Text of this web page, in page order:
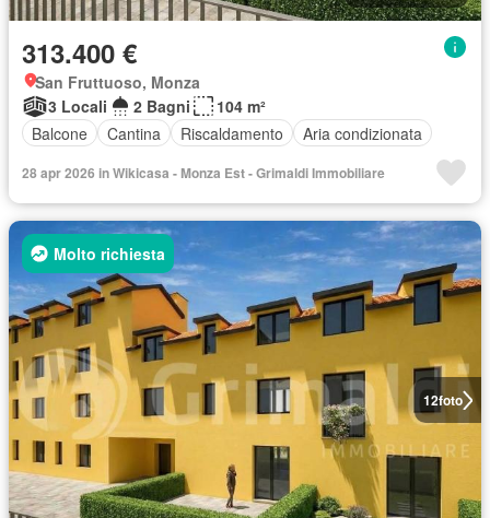
313.400 €
San Fruttuoso, Monza
3 Locali
2 Bagni
104 m²
Balcone
Cantina Riscaldamento Aria condizionata
28 apr 2026 in Wikicasa - Monza Est - Grimaldi Immobiliare
12foto
Molto richiesta